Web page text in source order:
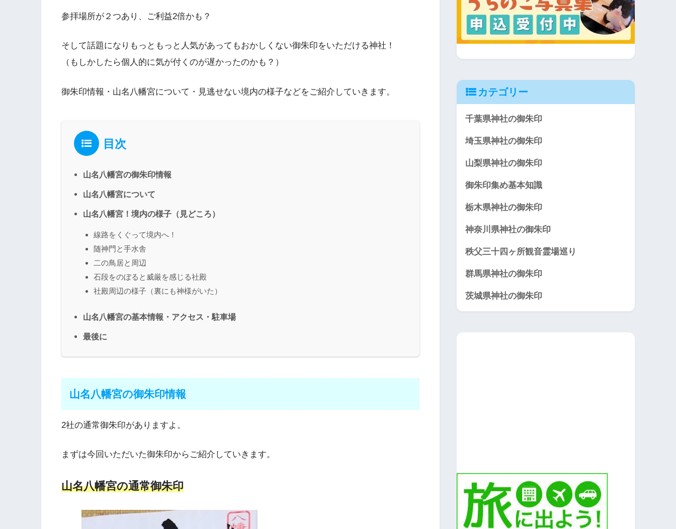
参拝場所が２つあり、ご利益2倍かも？
そして話題になりもっともっと人気があってもおかしくない御朱印をいただける神社！
（もしかしたら個人的に気が付くのが遅かったのかも？）
御朱印情報・山名八幡宮について・見逃せない境内の様子などをご紹介していきます。
目次
山名八幡宮の御朱印情報
山名八幡宮について
山名八幡宮！境内の様子（見どころ）
線路をくぐって境内へ！
随神門と手水舎
二の鳥居と周辺
石段をのぼると威厳を感じる社殿
社殿周辺の様子（裏にも神様がいた）
山名八幡宮の基本情報・アクセス・駐車場
最後に
山名八幡宮の御朱印情報
2社の通常御朱印がありますよ。
まずは今回いただいた御朱印からご紹介していきます。
山名八幡宮の通常御朱印
カテゴリー
千葉県神社の御朱印
埼玉県神社の御朱印
山梨県神社の御朱印
御朱印集め基本知識
栃木県神社の御朱印
神奈川県神社の御朱印
秩父三十四ヶ所観音霊場巡り
群馬県神社の御朱印
茨城県神社の御朱印